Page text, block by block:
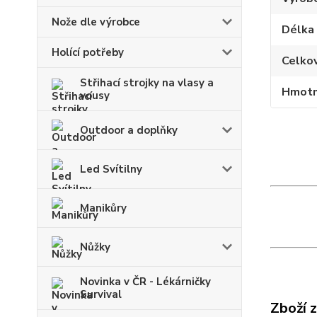
Nože dle výrobce
Holící potřeby
Střihací strojky na vlasy a
vousy
Outdoor a doplňky
Led Svítilny
Manikůry
Nůžky
Novinka v ČR - Lékárničky
Survival
Zboží